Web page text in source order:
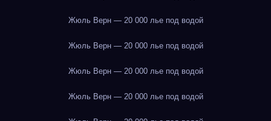
Жюль Верн — 20 000 лье под водой
Жюль Верн — 20 000 лье под водой
Жюль Верн — 20 000 лье под водой
Жюль Верн — 20 000 лье под водой